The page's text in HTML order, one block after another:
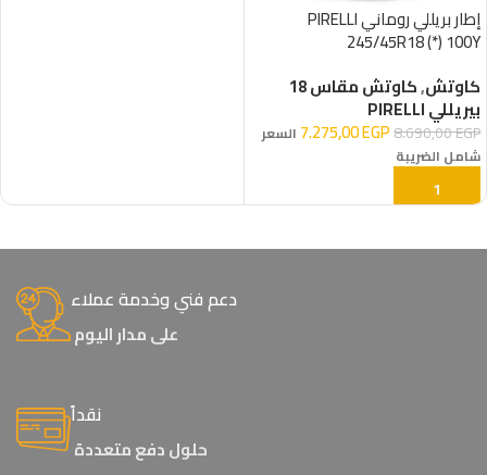
إطار بريللي روماني PIRELLI
245/45R18 (*) 100Y
كاوتش,كاوتش مقاس 18
بيريللي PIRELLI
8.690,00EGP
7.275,00EGP
السعر
شامل الضريبة
إضافة إلى السلة
دعم فني وخدمة عملاء
على مدار اليوم
نقداً
حلول دفع متعددة